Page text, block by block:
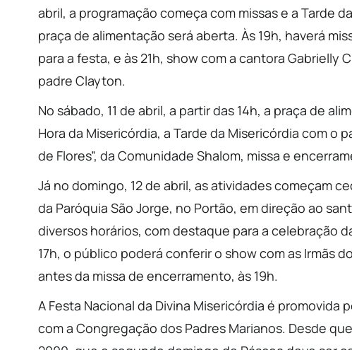
abril, a programação começa com missas e a Tarde
praça de alimentação será aberta. Às 19h, haverá
para a festa, e às 21h, show com a cantora
padre Clayton.
No sábado, 11 de abril, a partir das 14h, a praça de
Hora da Misericórdia, a Tarde da Misericórdia com o
de Flores”, da Comunidade Shalom, missa e
Já no domingo, 12 de abril, as atividades começam
da Paróquia São Jorge, no Portão, em direção ao
diversos horários, com destaque para a celebração
17h, o público poderá conferir o show com as Irmãs
antes da missa de encerramento, às 19h.
A Festa Nacional da Divina Misericórdia é promovida
com a Congregação dos Padres Marianos. Desde